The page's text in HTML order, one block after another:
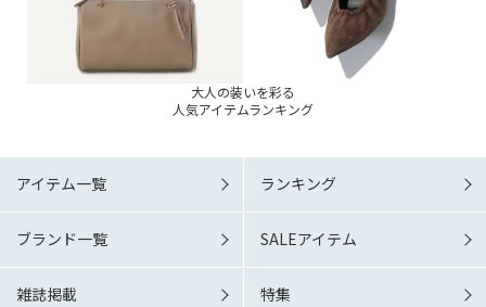
大人の装いを彩る
人気アイテムランキング
アイテム一覧 ランキング
ブランド一覧 SALEアイテム
雑誌掲載 特集